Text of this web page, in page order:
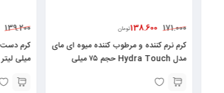
171.000
138.600تومان
کرم نرم کننده و مرطوب کننده میوه ای مای
مدل Hydra Touch حجم ۷۵ میلی
139.200
میلی لیتر ۶۲۶۰۴۸۲۵۲۰۰۲۹